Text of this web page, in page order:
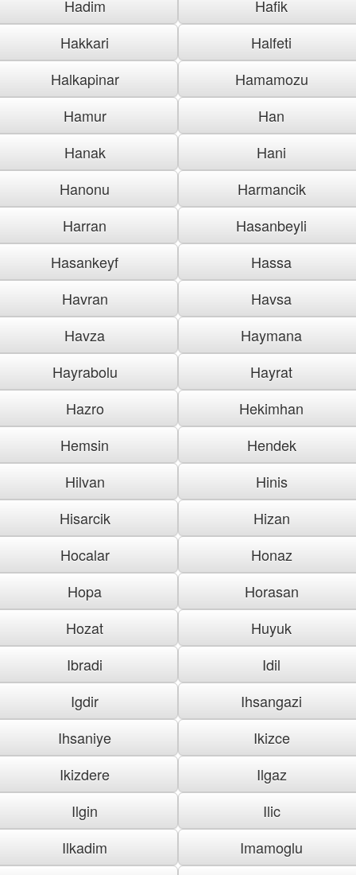
Hadim
Hafik
Hakkari
Halfeti
Halkapinar
Hamamozu
Hamur
Han
Hanak
Hani
Hanonu
Harmancik
Harran
Hasanbeyli
Hasankeyf
Hassa
Havran
Havsa
Havza
Haymana
Hayrabolu
Hayrat
Hazro
Hekimhan
Hemsin
Hendek
Hilvan
Hinis
Hisarcik
Hizan
Hocalar
Honaz
Hopa
Horasan
Hozat
Huyuk
Ibradi
Idil
Igdir
Ihsangazi
Ihsaniye
Ikizce
Ikizdere
Ilgaz
Ilgin
Ilic
Ilkadim
Imamoglu